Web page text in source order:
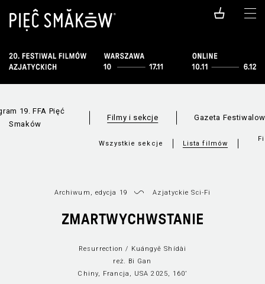
19. FFA Pięć
Smaków
Filmy i sekcje
Wszystkie sekcje Lista filmów
Gazeta
Archiwum, edycja 19 Azjatyckie Sci-Fi
ZMARTWYCHWSTANIE
Resurrection / Kuángyě Shídài
reż. Bi Gan
Chiny, Francja, USA 2025, 160’